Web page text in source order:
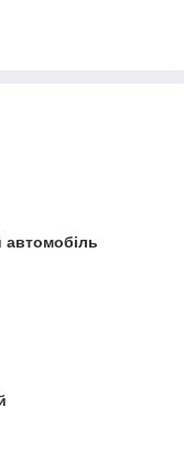
автомобіль